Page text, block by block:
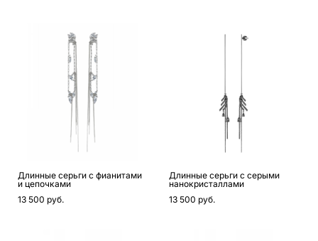
Длинные серьги с фианитами
и цепочками
13 500 pуб.
Длинные серьги с серыми
нанокристаллами
13 500 pуб.